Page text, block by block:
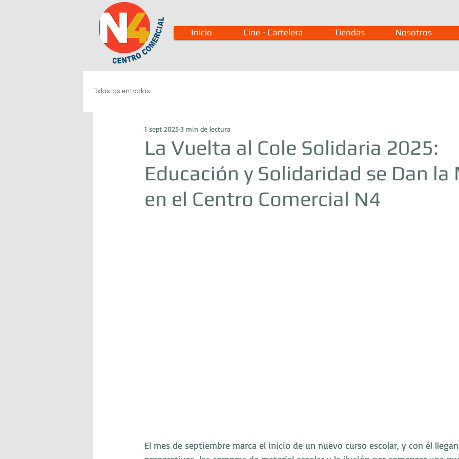
Inicio Cine - Cartelera Tiendas Nosotros
Todas las entradas
La Vuelta al Cole Solidaria 2025:
Educación y Solidaridad se Dan la
en el Centro Comercial N4
1 sept 20253 min de lectura
El mes de septiembre marca el inicio de un nuevo curso escolar, y con él